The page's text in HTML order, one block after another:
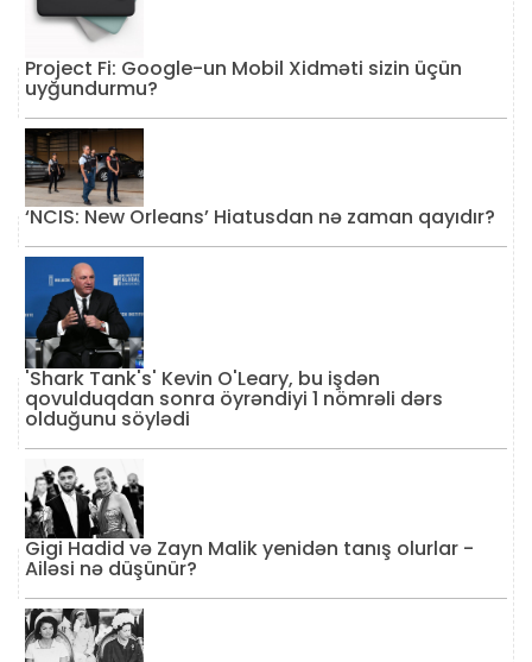
Project Fi: Google-un Mobil Xidməti sizin üçün
uyğundurmu?
‘NCIS: New Orleans’ Hiatusdan nə zaman qayıdır?
'Shark Tank's' Kevin O'Leary, bu işdən
qovulduqdan sonra öyrəndiyi 1 nömrəli dərs
olduğunu söylədi
Gigi Hadid və Zayn Malik yenidən tanış olurlar -
Ailəsi nə düşünür?